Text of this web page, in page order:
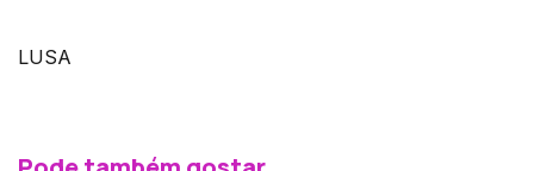
LUSA